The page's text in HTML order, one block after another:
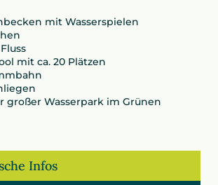
mit Wasserspielen
mit ca. 20 Plätzen
großer Wasserpark im Grünen
Infos